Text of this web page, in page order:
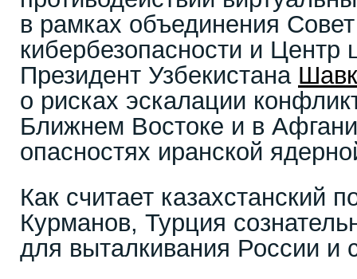
в рамках объединения
кибербезопасности и
Президент Узбекистана
о рисках эскалации
Ближнем Востоке и в
опасностях иранской
Как считает казахстанский
Курманов, Турция
для выталкивания России и